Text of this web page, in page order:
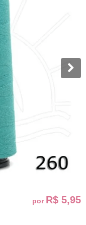
por R$ 5,95